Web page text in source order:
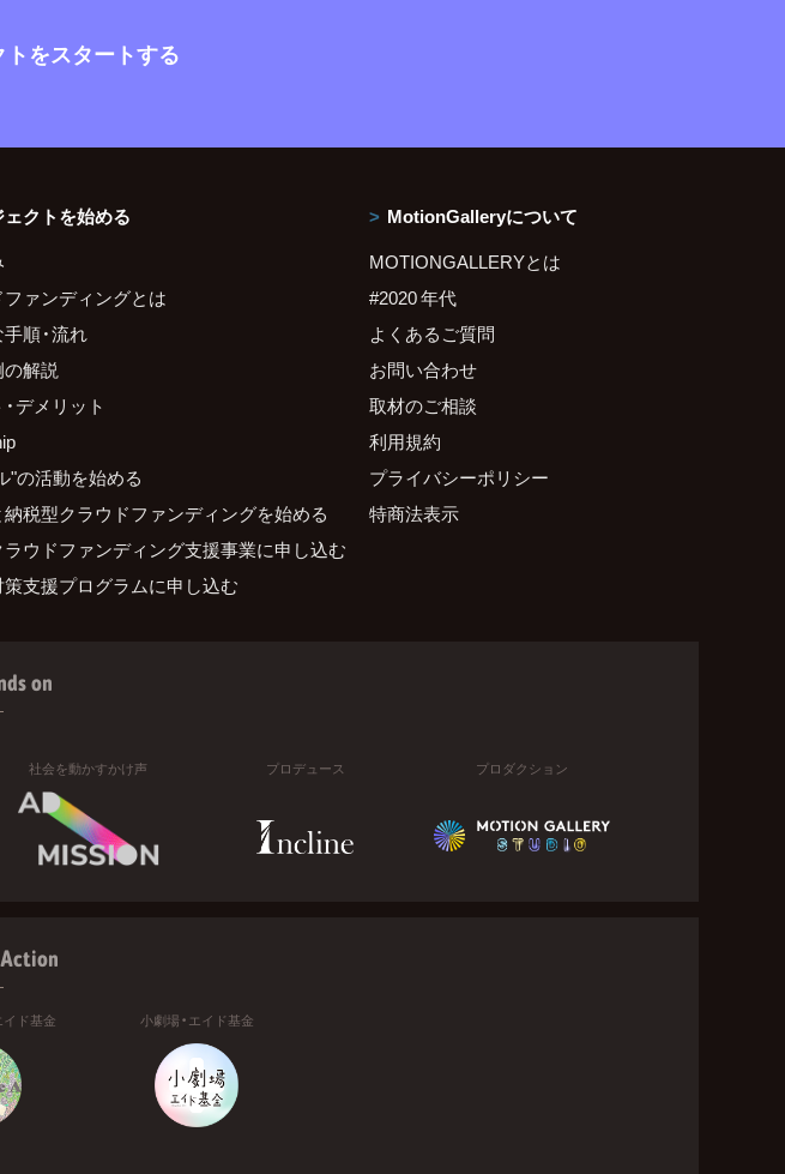
をスタートする
クトを始める
ファンディングとは
順・流れ
解説
デメリット
"の活動を始める
税型クラウドファンディングを始める
ウドファンディング支援事業に申し込む
策支援プログラムに申し込む
MotionGalleryについて
MOTIONGALLERYとは
#2020 年代
よくあるご質問
お問い合わせ
取材のご相談
利用規約
プライバシーポリシー
特商法表示
on
社会を動かすかけ声 プロデュース プロダクション
イド基金 小劇場・エイド基金